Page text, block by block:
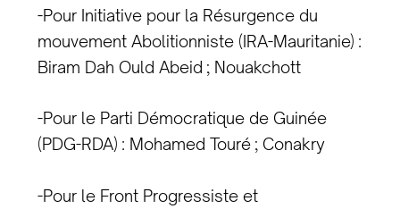
-Pour Initiative pour la Résurgence du
mouvement Abolitionniste (IRA-Mauritanie) :
Biram Dah Ould Abeid ; Nouakchott
-Pour le Parti Démocratique de Guinée
(PDG-RDA) : Mohamed Touré ; Conakry
-Pour le Front Progressiste et